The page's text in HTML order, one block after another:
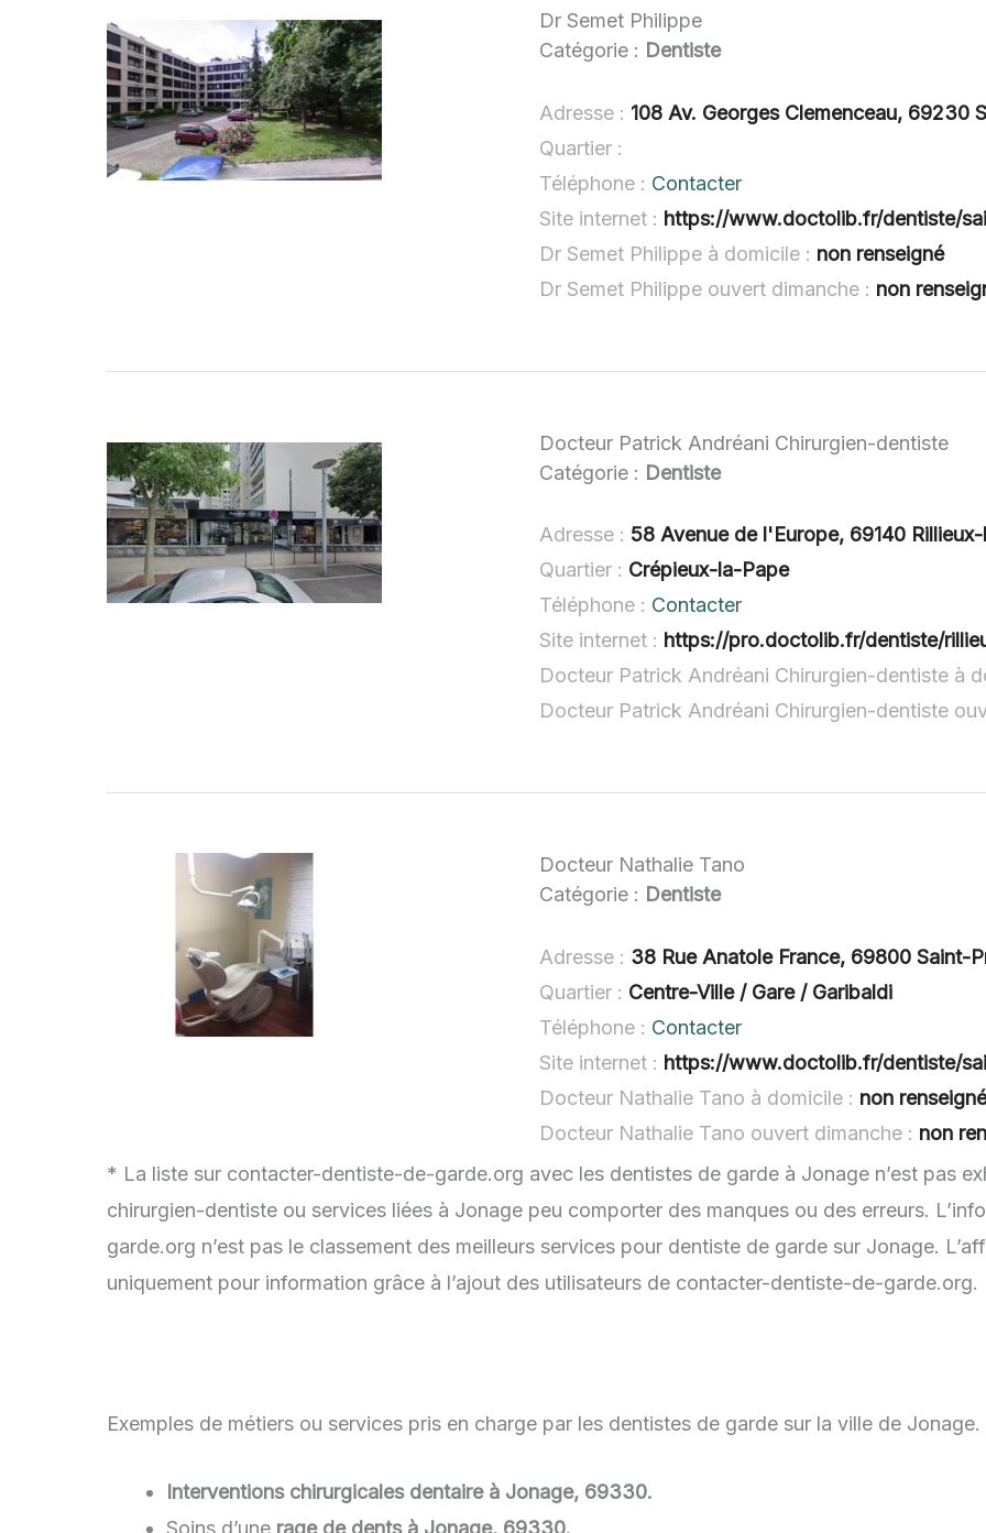
Dr Semet Philippe
Catégorie : Dentiste
Adresse : 108 Av. Georges Clemenceau, 69230
Quartier :
Téléphone : Contacter
Site internet : https://www.doctolib.fr/dentiste/
Dr Semet Philippe à domicile : non renseigné
Dr Semet Philippe ouvert dimanche : non
Docteur Patrick Andréani Chirurgien-dentiste
Catégorie : Dentiste
Adresse : 58 Avenue de l'Europe, 69140
Quartier : Crépieux-la-Pape
Téléphone : Contacter
Site internet : https://pro.doctolib.fr/dentiste/
Docteur Patrick Andréani Chirurgien-dentiste à
Docteur Patrick Andréani Chirurgien-dentiste
Docteur Nathalie Tano
Catégorie : Dentiste
Adresse : 38 Rue Anatole France, 69800 Saint-
Quartier : Centre-Ville / Gare / Garibaldi
Téléphone : Contacter
Site internet : https://www.doctolib.fr/dentiste/
Docteur Nathalie Tano à domicile : non
Docteur Nathalie Tano ouvert dimanche : non
* La liste sur contacter-dentiste-de-garde.org avec les dentistes de garde à Jonage n’est pas
chirurgien-dentiste ou services liées à Jonage peu comporter des manques ou des erreurs.
garde.org n’est pas le classement des meilleurs services pour dentiste de garde sur Jonage.
uniquement pour information grâce à l’ajout des utilisateurs de contacter-dentiste-de-garde.org.
Exemples de métiers ou services pris en charge par les dentistes de garde sur la ville de Jonage.
Interventions chirurgicales dentaire à Jonage, 69330.
Soins d’une rage de dents à Jonage, 69330.